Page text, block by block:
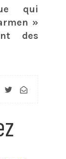
qui
»
des